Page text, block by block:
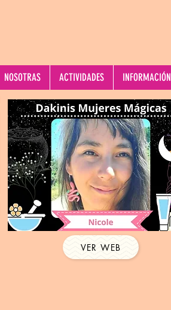
NOSOTRAS ACTIVIDADES INFORMACIÓN
VER WEB